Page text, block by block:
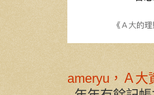
ameryu，Ａ大